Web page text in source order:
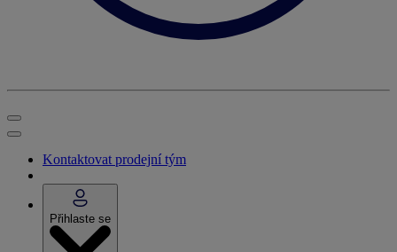
Kontaktovat prodejní tým
Přihlaste se